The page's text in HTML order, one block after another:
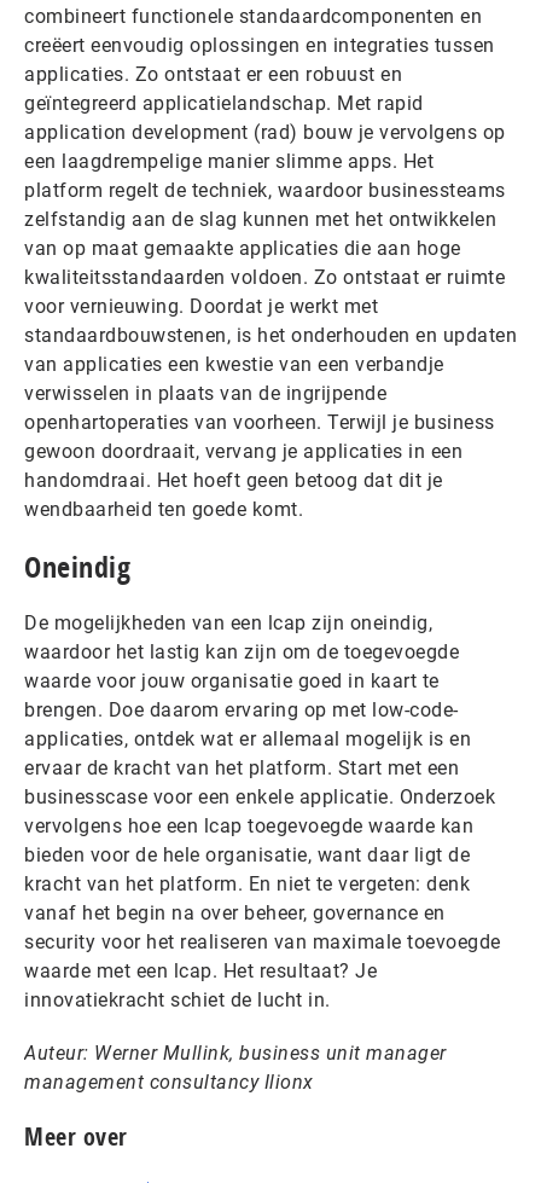
combineert functionele standaardcomponenten en
creëert eenvoudig oplossingen en integraties tussen
applicaties. Zo ontstaat er een robuust en
geïntegreerd applicatielandschap. Met rapid
application development (rad) bouw je vervolgens op
een laagdrempelige manier slimme apps. Het
platform regelt de techniek, waardoor businessteams
zelfstandig aan de slag kunnen met het ontwikkelen
van op maat gemaakte applicaties die aan hoge
kwaliteitsstandaarden voldoen. Zo ontstaat er ruimte
voor vernieuwing. Doordat je werkt met
standaardbouwstenen, is het onderhouden en updaten
van applicaties een kwestie van een verbandje
verwisselen in plaats van de ingrijpende
openhartoperaties van voorheen. Terwijl je business
gewoon doordraait, vervang je applicaties in een
handomdraai. Het hoeft geen betoog dat dit je
wendbaarheid ten goede komt.
Oneindig
De mogelijkheden van een lcap zijn oneindig,
waardoor het lastig kan zijn om de toegevoegde
waarde voor jouw organisatie goed in kaart te
brengen. Doe daarom ervaring op met low-code-
applicaties, ontdek wat er allemaal mogelijk is en
ervaar de kracht van het platform. Start met een
businesscase voor een enkele applicatie. Onderzoek
vervolgens hoe een lcap toegevoegde waarde kan
bieden voor de hele organisatie, want daar ligt de
kracht van het platform. En niet te vergeten: denk
vanaf het begin na over beheer, governance en
security voor het realiseren van maximale toevoegde
waarde met een lcap. Het resultaat? Je
innovatiekracht schiet de lucht in.
Auteur: Werner Mullink, business unit manager
management consultancy Ilionx
Meer over